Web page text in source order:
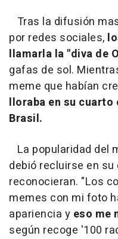
Tras la difusión
por redes sociales,
llamarla la "diva de
gafas de sol.
meme que habían
lloraba en su cuarto
Brasil.
La popularidad del
debió recluirse en
reconocieran. "Los
memes con mi foto
apariencia y eso me
según recoge '100